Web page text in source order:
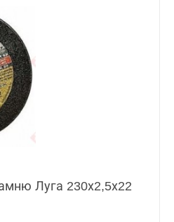
Луга 230х2,5х22